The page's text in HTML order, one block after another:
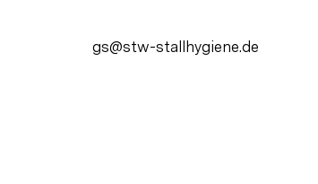
gs@stw-stallhygiene.de